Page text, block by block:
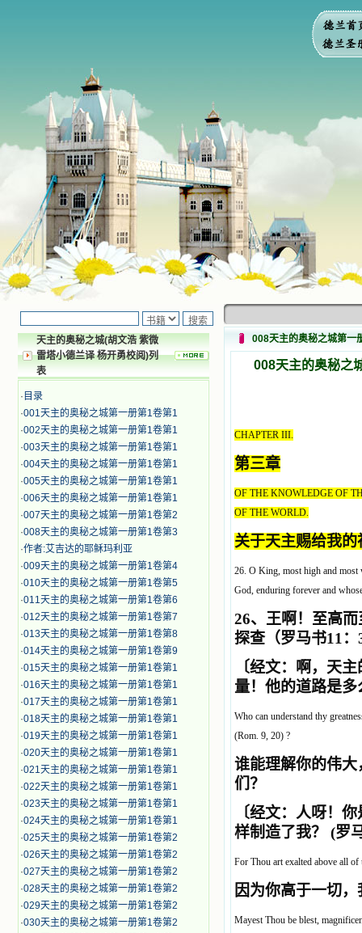
天主的奥秘之城(胡文浩 紫微
雷塔小德兰译 杨开勇校阅)列
表
· 目录
·001天主的奥秘之城第一册第1卷第1
·002天主的奥秘之城第一册第1卷第1
·003天主的奥秘之城第一册第1卷第1
·004天主的奥秘之城第一册第1卷第1
·005天主的奥秘之城第一册第1卷第1
·006天主的奥秘之城第一册第1卷第1
·007天主的奥秘之城第一册第1卷第2
·008天主的奥秘之城第一册第1卷第3
·作者:艾吉达的耶稣玛利亚
·009天主的奥秘之城第一册第1卷第4
·010天主的奥秘之城第一册第1卷第5
·011天主的奥秘之城第一册第1卷第6
·012天主的奥秘之城第一册第1卷第7
·013天主的奥秘之城第一册第1卷第8
·014天主的奥秘之城第一册第1卷第9
·015天主的奥秘之城第一册第1卷第1
·016天主的奥秘之城第一册第1卷第1
·017天主的奥秘之城第一册第1卷第1
·018天主的奥秘之城第一册第1卷第1
·019天主的奥秘之城第一册第1卷第1
·020天主的奥秘之城第一册第1卷第1
·021天主的奥秘之城第一册第1卷第1
·022天主的奥秘之城第一册第1卷第1
·023天主的奥秘之城第一册第1卷第1
·024天主的奥秘之城第一册第1卷第1
·025天主的奥秘之城第一册第1卷第2
·026天主的奥秘之城第一册第1卷第2
·027天主的奥秘之城第一册第1卷第2
·028天主的奥秘之城第一册第1卷第2
·029天主的奥秘之城第一册第1卷第2
·030天主的奥秘之城第一册第1卷第2
008天主的奥秘之城第一
008天主的奥秘之
CHAPTER III.
第三章
OF THE KNOWLEDGE OF
OF THE WORLD.
关于天主赐给我
26. O King, most high and
God, enduring forever and
26、王啊！至高
探查（罗马书11
〔经文：啊，天
量！他的道路是
Who can understand thy
(Rom. 9, 20) ?
谁能理解你的伟
们？
〔经文：人呀！
样制造了我？ (罗
For Thou art exalted above all of
因为你高于一切
Mayest Thou be blest,